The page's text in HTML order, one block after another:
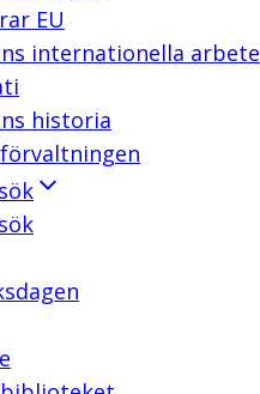
EU
internationella arbete
historia